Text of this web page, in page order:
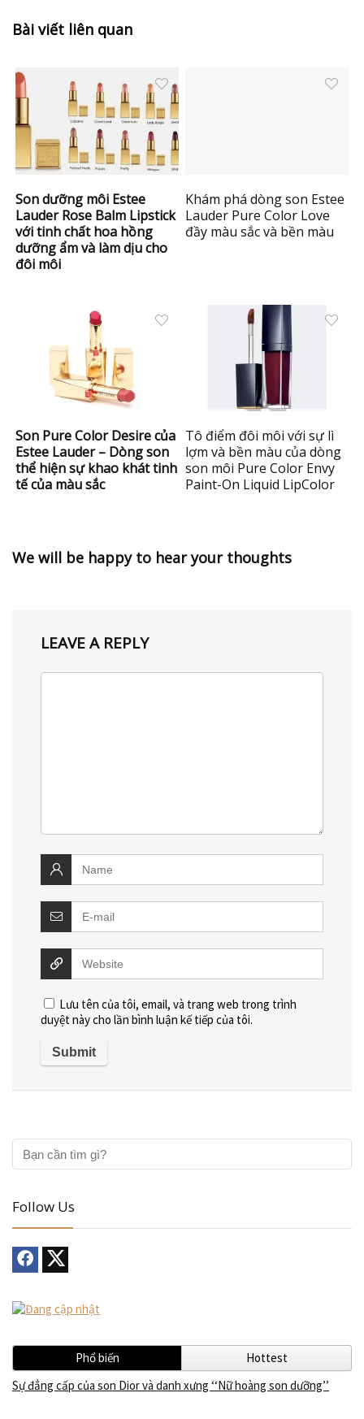
Bài viết liên quan
Son dưỡng môi Estee
Lauder Rose Balm Lipstick
với tinh chất hoa hồng
dưỡng ẩm và làm dịu cho
đôi môi
Khám phá dòng son Estee
Lauder Pure Color Love
đầy màu sắc và bền màu
Son Pure Color Desire của
Estee Lauder – Dòng son
thể hiện sự khao khát tinh
tế của màu sắc
Tô điểm đôi môi với sự lì
lợm và bền màu của dòng
son môi Pure Color Envy
Paint-On Liquid LipColor
We will be happy to hear your thoughts
LEAVE A REPLY
Lưu tên của tôi, email, và trang web trong trình
duyệt này cho lần bình luận kế tiếp của tôi.
Follow Us
Phổ biến
Hottest
Sự đẳng cấp của son Dior và danh xưng ‘‘Nữ hoàng son dưỡng’’